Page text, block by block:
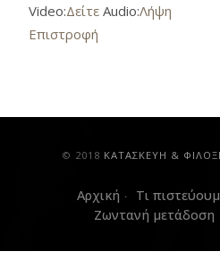
Video:Δείτε Audio:Λήψη
Επιστροφή
Αρχική Τι
Ζωντανή μετάδοση
© 2018 ΚAΤΑΣΚΕΥΗ &